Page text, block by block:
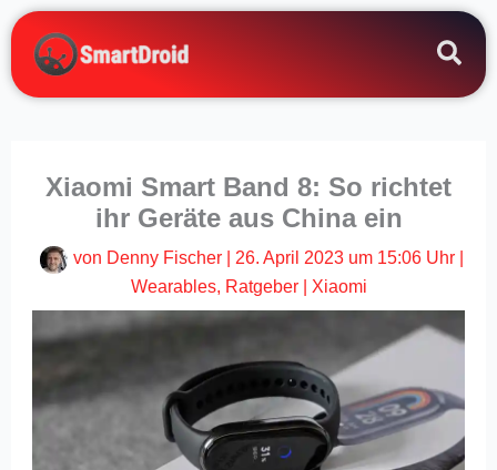
Zum
Inhalt
springen
Xiaomi Smart Band 8: So richtet
ihr Geräte aus China ein
von Denny Fischer 26. April 2023 um 15:06 Uhr|
Wearables, Ratgeber| Xiaomi